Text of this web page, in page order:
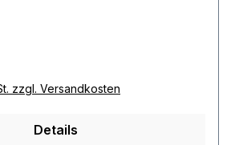
zzgl. Versandkosten
Details